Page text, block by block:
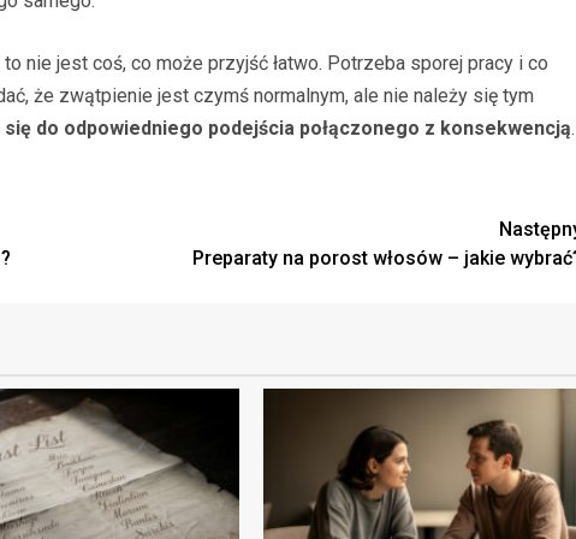
nie jest coś, co może przyjść łatwo. Potrzeba sporej pracy i co
że zwątpienie jest czymś normalnym, ale nie należy się tym
do odpowiedniego podejścia połączonego z konsekwencją.
Preparaty na porost włosów – jakie